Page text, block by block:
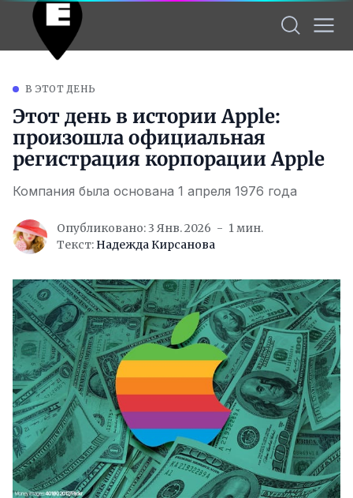
В ЭТОТ ДЕНЬ
Этот день в истории Apple:
произошла официальная
регистрация корпорации Apple
Компания была основана 1 апреля 1976 года
Опубликовано: 3 Янв. 2026
1 мин.
Текст: Надежда Кирсанова